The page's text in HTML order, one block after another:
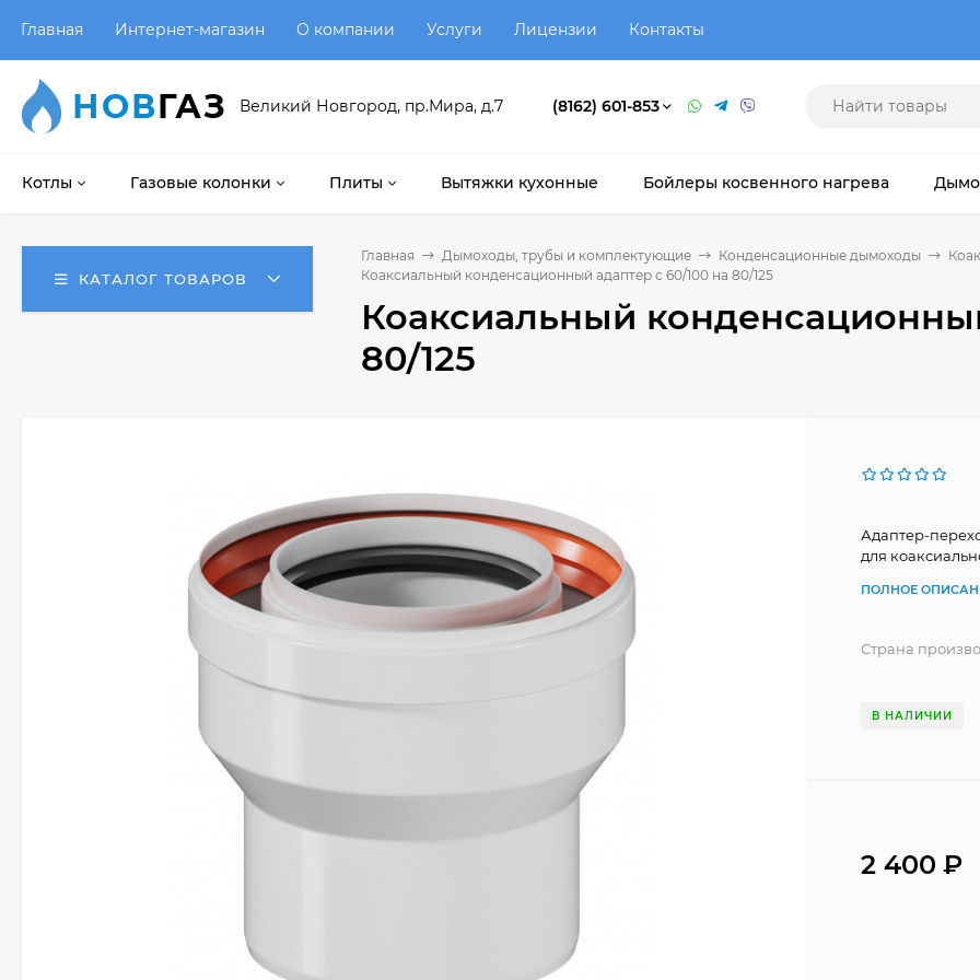
Главная Интернет-магазин О компании Услуги Лицензии Контакты
НОВГАЗ Великий Новгород, пр.Мира, д.7 (8162) 601-853
Котлы Газовые колонки Плиты Вытяжки кухонные Бойлеры косвенного нагрева
КАТАЛОГ ТОВАРОВ
Главная Дымоходы, трубы и комплектующие Конденсационные дымоходы
Коаксиальный конденсационный адаптер с 60/100 на 80/125
Коаксиальный
80/125
Адаптер-
для
ПОЛНОЕ
Страна
В НАЛИЧИИ
2 400 ₽